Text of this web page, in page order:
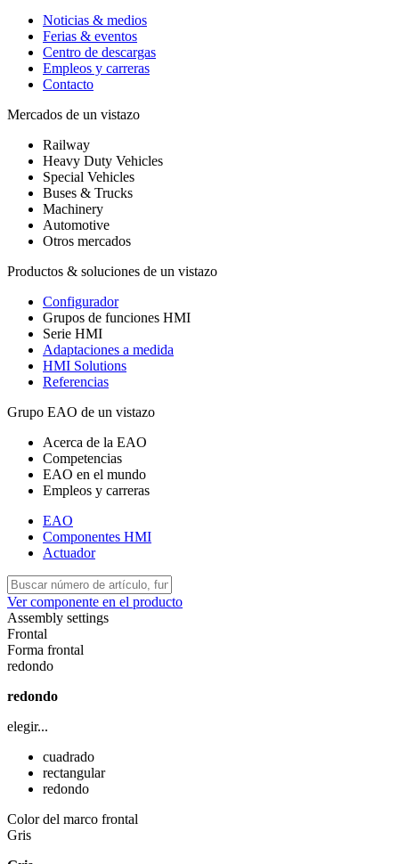
Noticias & medios
Ferias & eventos
Centro de descargas
Empleos y carreras
Contacto
Mercados de un vistazo
Railway
Heavy Duty Vehicles
Special Vehicles
Buses & Trucks
Machinery
Automotive
Otros mercados
Productos & soluciones de un vistazo
Configurador
Grupos de funciones HMI
Serie HMI
Adaptaciones a medida
HMI Solutions
Referencias
Grupo EAO de un vistazo
Acerca de la EAO
Competencias
EAO en el mundo
Empleos y carreras
EAO
Componentes HMI
Actuador
Ver componente en el producto
Assembly settings
Frontal
Forma frontal
redondo
redondo
elegir...
cuadrado
rectangular
redondo
Color del marco frontal
Gris